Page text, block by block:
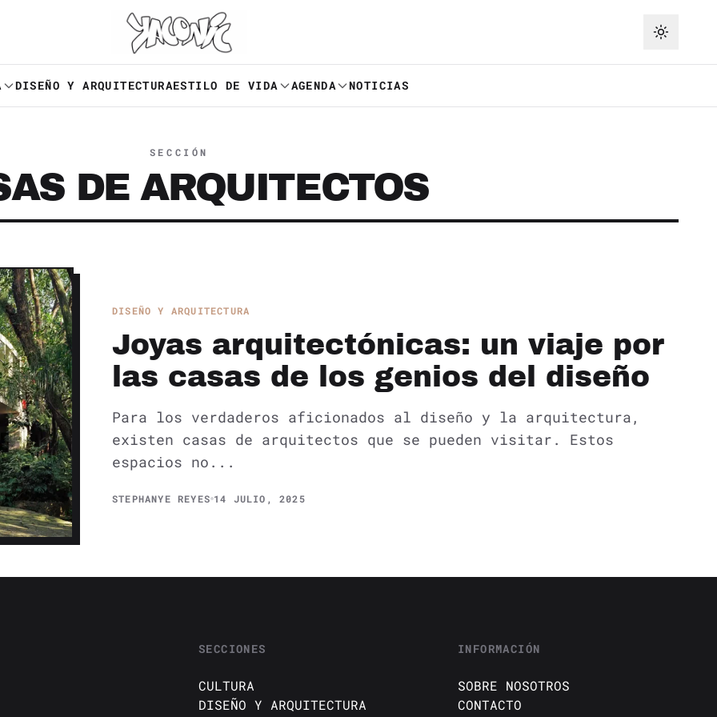
DISEÑO Y ARQUITECTURAESTILO DE VIDA AGENDA NOTICIAS
SECCIÓN
DE ARQUITECTOS
DISEÑO Y ARQUITECTURA
Joyas arquitectónicas: un viaje por
las casas de los genios del diseño
Para los verdaderos aficionados al diseño y la arquitectura,
existen casas de arquitectos que se pueden visitar. Estos
espacios no...
STEPHANYE REYES 14 JULIO, 2025
SECCIONES
CULTURA
DISEÑO Y ARQUITECTURA
INFORMACIÓN
SOBRE NOSOTROS
CONTACTO